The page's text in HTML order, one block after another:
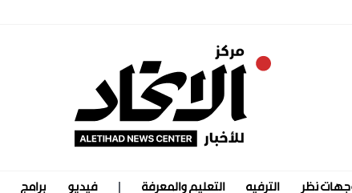
نظر الترفيه التعليم والمعرفة فيديو برامج